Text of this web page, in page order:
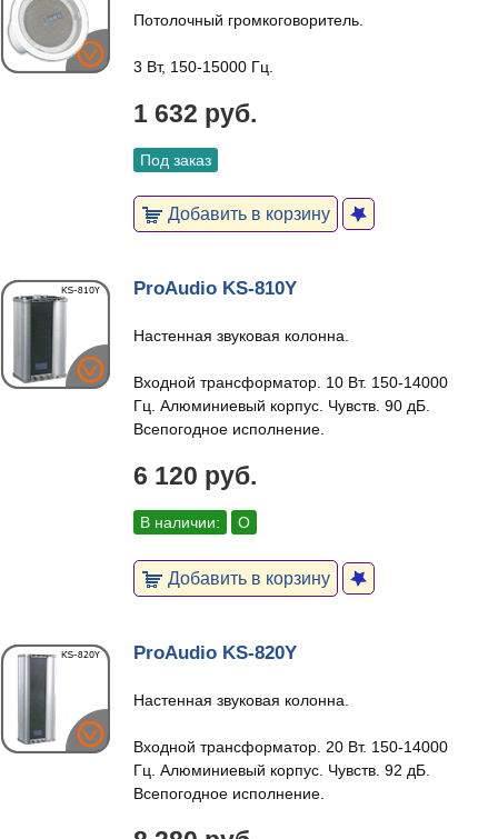
Потолочный громкоговоритель.
3 Вт, 150-15000 Гц.
1 632 руб.
Под заказ
Добавить в корзину
ProAudio KS-810Y
Настенная звуковая колонна.
Входной трансформатор. 10 Вт. 150-14000
Гц. Алюминиевый корпус. Чувств. 90 дБ.
Всепогодное исполнение.
6 120 руб.
В наличии: О
Добавить в корзину
ProAudio KS-820Y
Настенная звуковая колонна.
Входной трансформатор. 20 Вт. 150-14000
Гц. Алюминиевый корпус. Чувств. 92 дБ.
Всепогодное исполнение.